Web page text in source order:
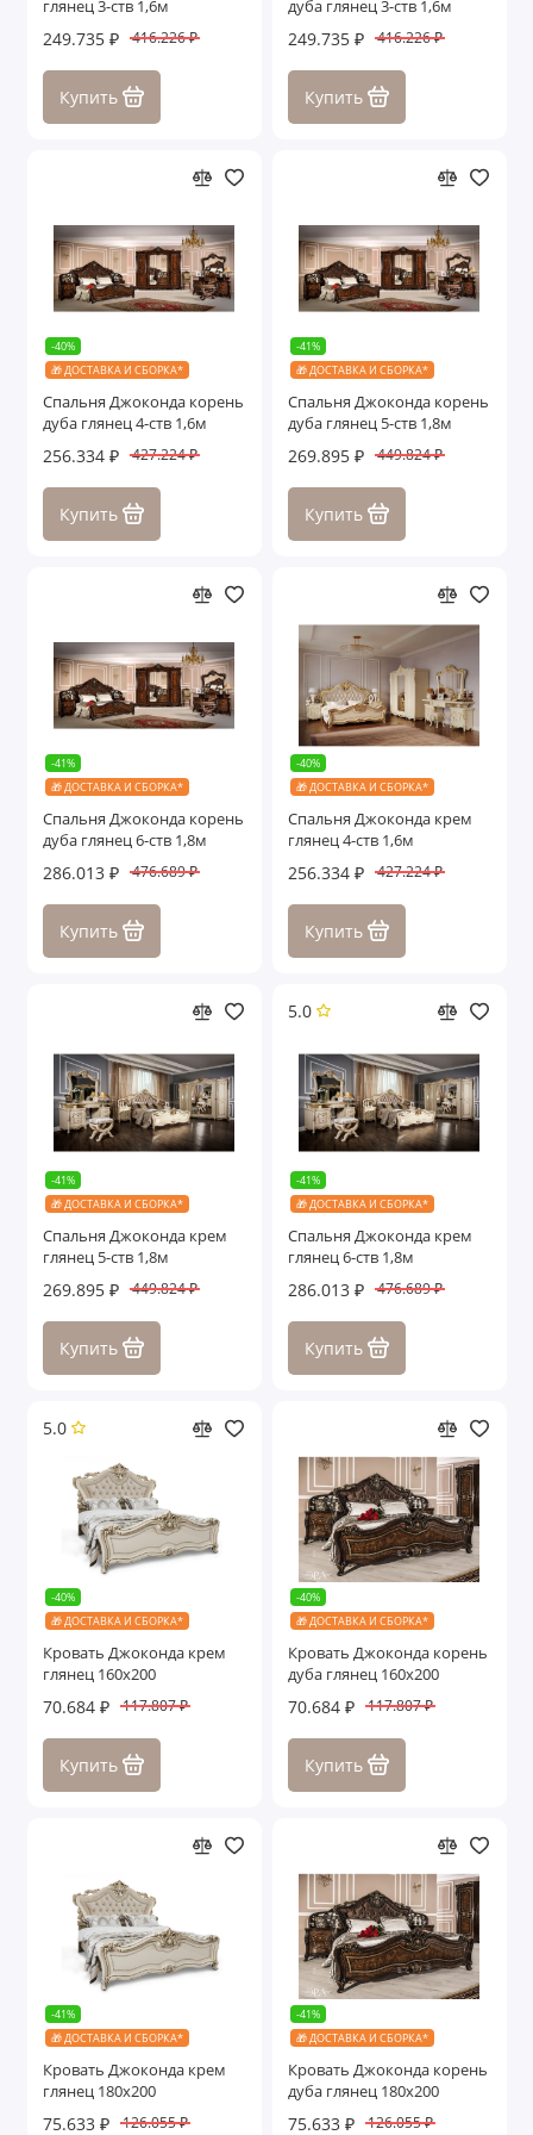
Журнальные столики
Зеркала
Ящики с под. механизмом
Аделина
Алсу
Анна Мария
Гравита
Джоконда
Диана
Жаклин
Замира
Илона
Лейла
Лорена
Марселла
Мишель
Мона Лиза
Натали
Нонна
Патрисия
Стелла
Султан
Фелисия
Флоренция
Эсмеральда
Показать все
глянец 3-ств 1,6м
249.735 ₽ 416.226 ₽
Купить
дуба глянец 3-ств 1,6м
249.735 ₽ 416.226 ₽
Купить
-40%
🎁 ДОСТАВКА И СБОРКА*
Спальня Джоконда корень
дуба глянец 4-ств 1,6м
256.334 ₽ 427.224 ₽
Купить
-41%
🎁 ДОСТАВКА И СБОРКА*
Спальня Джоконда корень
дуба глянец 5-ств 1,8м
269.895 ₽ 449.824 ₽
Купить
-41%
🎁 ДОСТАВКА И СБОРКА*
Спальня Джоконда корень
дуба глянец 6-ств 1,8м
286.013 ₽ 476.689 ₽
Купить
-40%
🎁 ДОСТАВКА И СБОРКА*
Спальня Джоконда крем
глянец 4-ств 1,6м
256.334 ₽ 427.224 ₽
Купить
-41%
🎁 ДОСТАВКА И СБОРКА*
Спальня Джоконда крем
глянец 5-ств 1,8м
269.895 ₽ 449.824 ₽
Купить
5.0
-41%
🎁 ДОСТАВКА И СБОРКА*
Спальня Джоконда крем
глянец 6-ств 1,8м
286.013 ₽ 476.689 ₽
Купить
5.0
-40%
🎁 ДОСТАВКА И СБОРКА*
Кровать Джоконда крем
глянец 160х200
70.684 ₽ 117.807 ₽
Купить
-40%
🎁 ДОСТАВКА И СБОРКА*
Кровать Джоконда корень
дуба глянец 160х200
70.684 ₽ 117.807 ₽
Купить
-41%
🎁 ДОСТАВКА И СБОРКА*
Кровать Джоконда крем
глянец 180х200
75.633 ₽ 126.055 ₽
-41%
🎁 ДОСТАВКА И СБОРКА*
Кровать Джоконда корень
дуба глянец 180х200
75.633 ₽ 126.055 ₽